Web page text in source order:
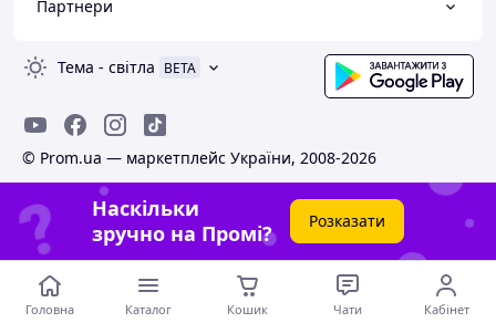
Партнери
Тема - світла BETA
© Prom.ua — маркетплейс України, 2008-2026
Наскільки
зручно на Промі?
Розказати
Головна Каталог Кошик Чати Кабінет